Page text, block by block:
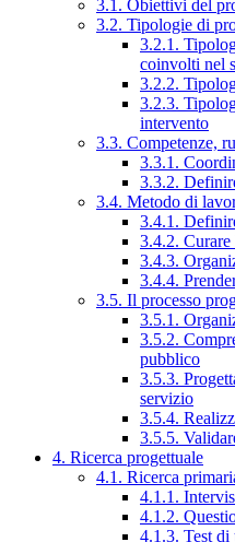
3.1. Obiettivi del
3.2. Tipologie di
3.2.1.
coinvolti nel
3.2.2.
3.2.3.
intervento
3.3. Competenze,
3.3.1.
3.3.2.
3.4. Metodo di
3.4.1.
3.4.2.
3.4.3.
3.4.4.
3.5. Il processo
3.5.1.
3.5.2.
pubblico
3.5.3.
servizio
3.5.4.
3.5.5.
4. Ricerca progettuale
4.1. Ricerca
4.1.1.
4.1.2.
4.1.3. Test di